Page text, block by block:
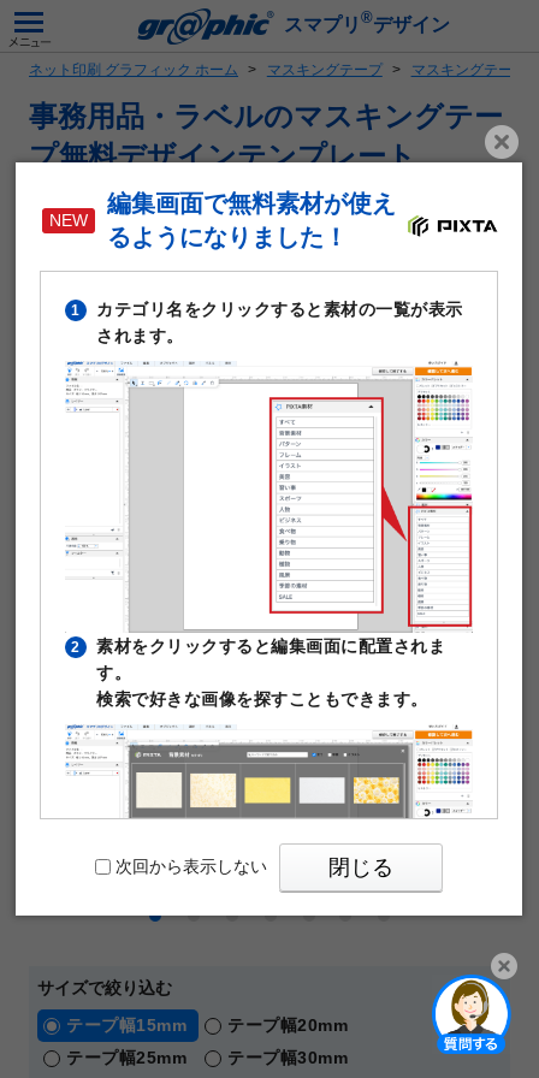
スマプリ ®デザイン
ネット印刷 グラフィック ホーム マスキングテープ マスキングテープ
事務用品・ラベルのマスキングテー
プ無料デザインテンプレート
オリジナルのマスキングテープを1個から注文いただけます。
テープの幅は15mm、20mm、25mm、30mm、40mm、
テープの長さは5mと10mから選べ、簡単に手でちぎって使う
ことができます。
1個から注文可能
テープ長さ：5m、10m
テープ幅 ：15mm、20mm、25mm、30mm、40mm、
印刷納期：10日納期～
片面カラー印刷
マスキングテープの仕様や印刷料金はこちら
サイズで絞り込む
テープ幅15mm
テープ幅20mm
テープ幅25mm
テープ幅30mm
編集画面で無料素材が使え
るようになりました！
1
カテゴリ名をクリックすると素材の一覧が表示
されます。
2
素材をクリックすると編集画面に配置されま
す。
検索で好きな画像を探すこともできます。
3
PIXTAの透かし文字は印刷時に消えますのでご
安心ください。
次回から表示しない 閉じる
開く